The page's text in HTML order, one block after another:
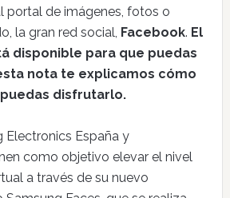
portal de imágenes, fotos o
la gran red social, Facebook. El
disponible para que puedas
nota te explicamos cómo
disfrutarlo.
Electronics España y
como objetivo elevar el nivel
a través de su nuevo